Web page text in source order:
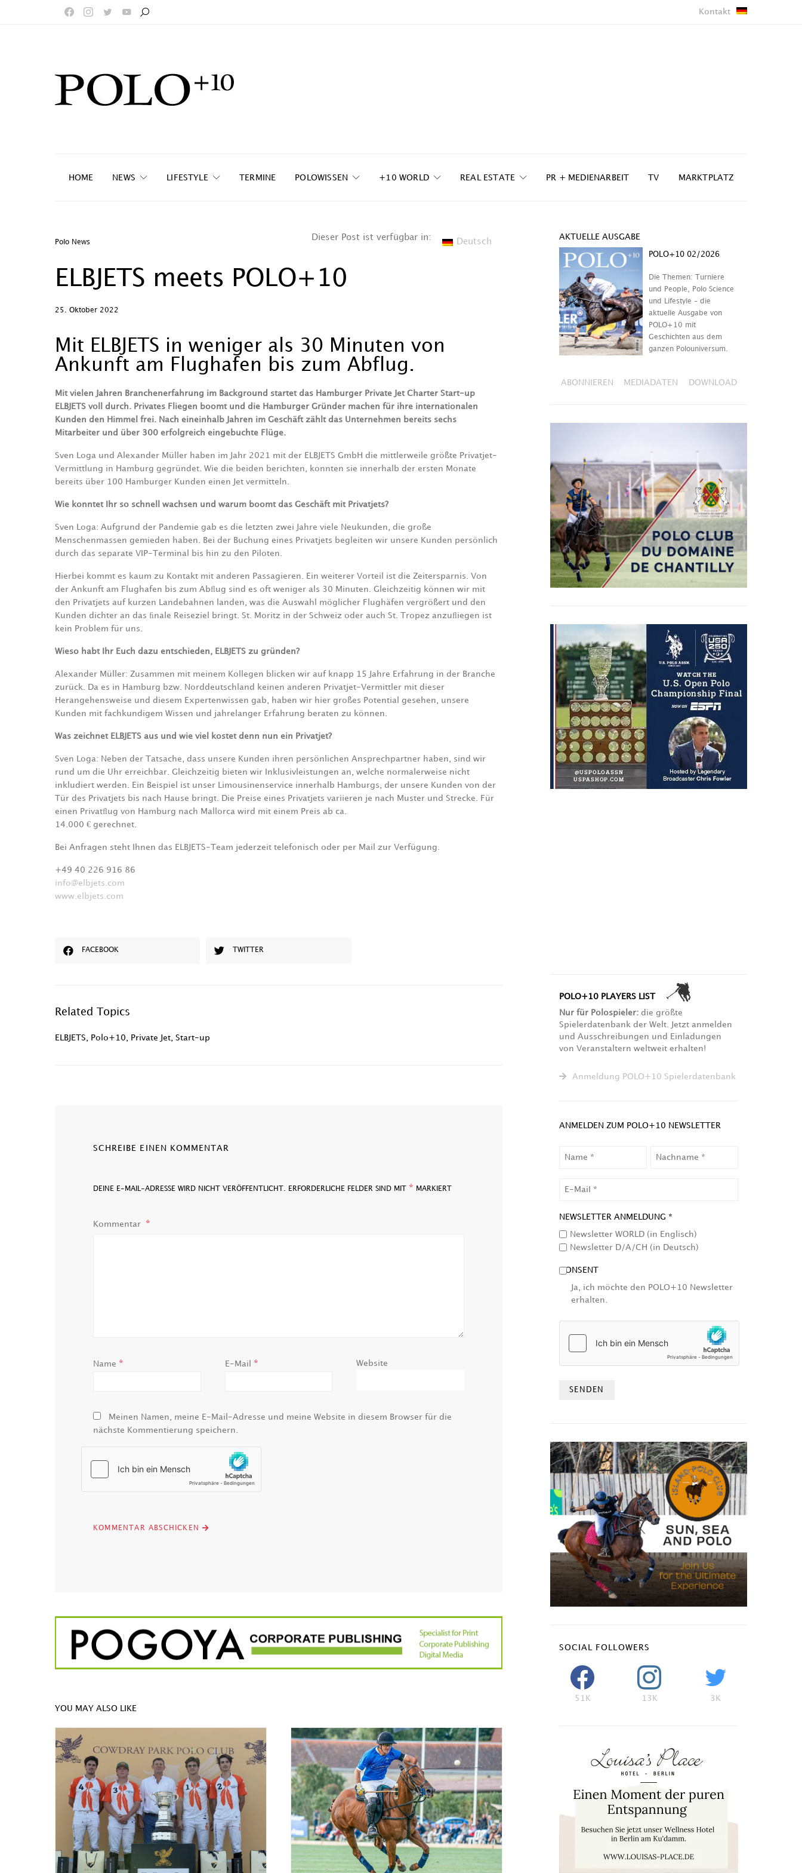
Kontakt
HOME NEWS LIFESTYLE TERMINE POLOWISSEN +10 WORLD REAL ESTATE PR + MEDIENARBEIT TV MARKTPLATZ
Polo News
Dieser Post ist verfügbar in: Deutsch
ELBJETS meets POLO+10
25. Oktober 2022
Mit ELBJETS in weniger als 30 Minuten von
Ankunft am Flughafen bis zum Abflug.
Mit vielen Jahren Branchenerfahrung im Background startet das Hamburger Private Jet Charter Start-up
ELBJETS voll durch. Privates Fliegen boomt und die Hamburger Gründer machen für ihre internationalen
Kunden den Himmel frei. Nach eineinhalb Jahren im Geschäft zählt das Unternehmen bereits sechs
Mitarbeiter und über 300 erfolgreich eingebuchte Flüge.
Sven Loga und Alexander Müller haben im Jahr 2021 mit der ELBJETS GmbH die mittlerweile größte Privatjet-
Vermittlung in Hamburg gegründet. Wie die beiden berichten, konnten sie innerhalb der ersten Monate
bereits über 100 Hamburger Kunden einen Jet vermitteln.
Wie konntet Ihr so schnell wachsen und warum boomt das Geschäft mit Privatjets?
Sven Loga: Aufgrund der Pandemie gab es die letzten zwei Jahre viele Neukunden, die große
Menschenmassen gemieden haben. Bei der Buchung eines Privatjets begleiten wir unsere Kunden persönlich
durch das separate VIP-Terminal bis hin zu den Piloten.
Hierbei kommt es kaum zu Kontakt mit anderen Passagieren. Ein weiterer Vorteil ist die Zeitersparnis. Von
der Ankunft am Flughafen bis zum Abﬂug sind es oft weniger als 30 Minuten. Gleichzeitig können wir mit
den Privatjets auf kurzen Landebahnen landen, was die Auswahl möglicher Flughäfen vergrößert und den
Kunden dichter an das ﬁnale Reiseziel bringt. St. Moritz in der Schweiz oder auch St. Tropez anzuﬂiegen ist
kein Problem für uns.
Wieso habt Ihr Euch dazu entschieden, ELBJETS zu gründen?
Alexander Müller: Zusammen mit meinem Kollegen blicken wir auf knapp 15 Jahre Erfahrung in der Branche
zurück. Da es in Hamburg bzw. Norddeutschland keinen anderen Privatjet-Vermittler mit dieser
Herangehensweise und diesem Expertenwissen gab, haben wir hier großes Potential gesehen, unsere
Kunden mit fachkundigem Wissen und jahrelanger Erfahrung beraten zu können.
Was zeichnet ELBJETS aus und wie viel kostet denn nun ein Privatjet?
Sven Loga: Neben der Tatsache, dass unsere Kunden ihren persönlichen Ansprechpartner haben, sind wir
rund um die Uhr erreichbar. Gleichzeitig bieten wir Inklusivleistungen an, welche normalerweise nicht
inkludiert werden. Ein Beispiel ist unser Limousinenservice innerhalb Hamburgs, der unsere Kunden von der
Tür des Privatjets bis nach Hause bringt. Die Preise eines Privatjets variieren je nach Muster und Strecke. Für
einen Privatﬂug von Hamburg nach Mallorca wird mit einem Preis ab ca.
14.000 € gerechnet.
Bei Anfragen steht Ihnen das ELBJETS-Team jederzeit telefonisch oder per Mail zur Verfügung.
+49 40 226 916 86
info@elbjets.com
www.elbjets.com
FACEBOOK TWITTER
Related Topics
ELBJETS Polo+10 Private Jet Start-up
SCHREIBE EINEN KOMMENTAR
DEINE E-MAIL-ADRESSE WIRD NICHT VERÖFFENTLICHT. ERFORDERLICHE FELDER SIND MIT * MARKIERT
Kommentar
Name * E-Mail * Website
Meinen Namen, meine E-Mail-Adresse und meine Website in diesem Browser für die
nächste Kommentierung speichern.
YOU MAY ALSO LIKE
AKTUELLE AUSGABE
POLO+10 02/2026
Die Themen: Turniere
und People, Polo Science
und Lifestyle – die
aktuelle Ausgabe von
POLO+10 mit
Geschichten aus dem
ganzen Polouniversum.
ABONNIEREN MEDIADATEN DOWNLOAD
POLO+10 PLAYERS LIST
Nur für Polospieler:die größte
Spielerdatenbank der Welt. Jetzt anmelden
und Ausschreibungen und Einladungen
von Veranstaltern weltweit erhalten!
Anmeldung POLO+10 Spielerdatenbank
ANMELDEN ZUM POLO+10 NEWSLETTER
NEWSLETTER ANMELDUNG *
Newsletter WORLD (in Englisch)
Newsletter D/A/CH (in Deutsch)
CONSENT
Ja, ich möchte den POLO+10 Newsletter
erhalten.
SOCIAL FOLLOWERS
51K 13K 3K